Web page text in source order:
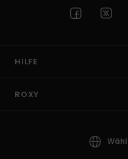
HILFE
ROXY